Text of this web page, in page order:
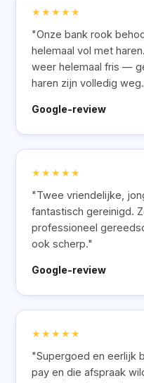
★★★★★
"Onze bank rook
helemaal vol met
weer helemaal fris —
haren zijn volledig
Google-review
★★★★★
"Twee vriendelijke,
fantastisch gereinigd.
professioneel
ook scherp."
Google-review
★★★★★
"Supergoed en eerlijk
pay en die afspraak